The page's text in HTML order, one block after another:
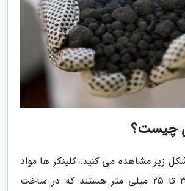
چیست؟
زیر مشاهده می کنید، کلینکر ها مواد
دانه ای به قطر 3 تا 25 میلی متر هستند که در ساخت